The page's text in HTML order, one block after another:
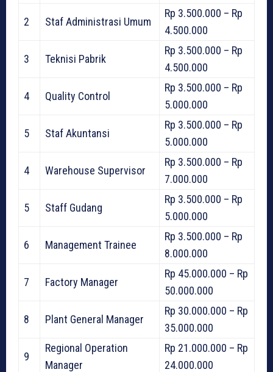
2 Staf Administrasi Umum
Rp 3.500.000 – Rp
4.500.000
3 Teknisi Pabrik
Rp 3.500.000 – Rp
4.500.000
4 Quality Control
Rp 3.500.000 – Rp
5.000.000
5 Staf Akuntansi
Rp 3.500.000 – Rp
5.000.000
4 Warehouse Supervisor
Rp 3.500.000 – Rp
7.000.000
5 Staff Gudang
Rp 3.500.000 – Rp
5.000.000
6 Management Trainee
Rp 3.500.000 – Rp
8.000.000
7 Factory Manager
Rp 45.000.000 – Rp
50.000.000
8 Plant General Manager
Rp 30.000.000 – Rp
35.000.000
9
Regional Operation
Manager
Rp 21.000.000 – Rp
24.000.000